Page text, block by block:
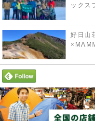
ックス
好日山